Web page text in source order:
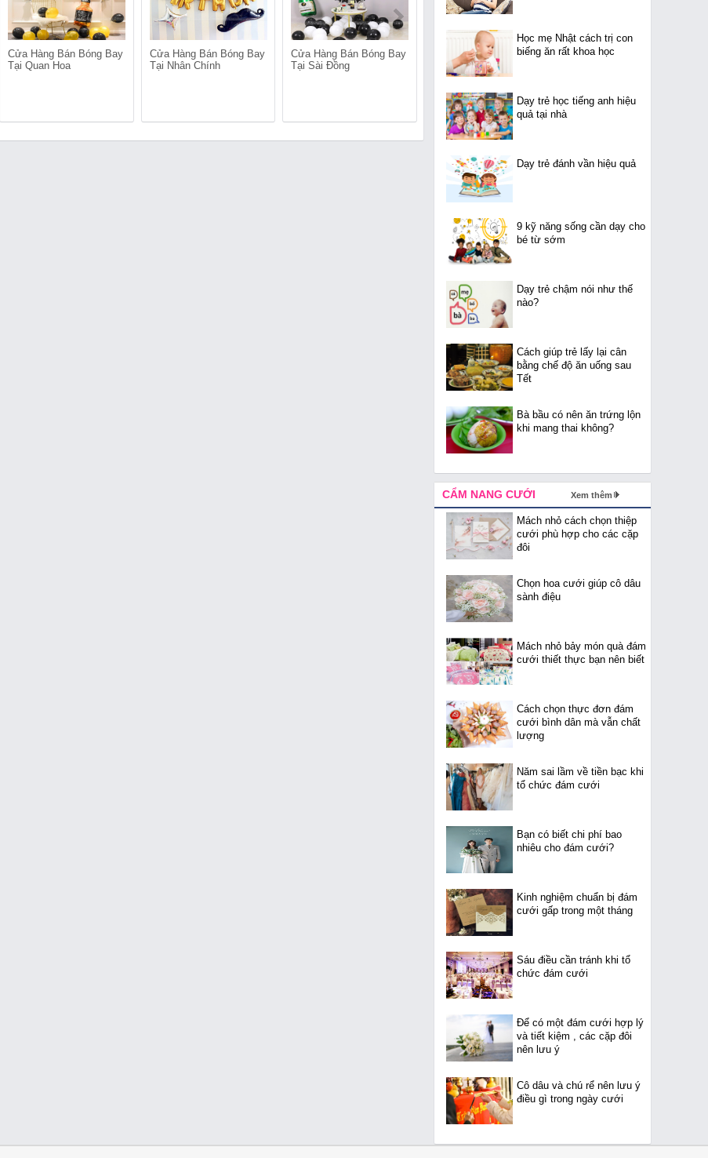
Cửa Hàng Bán Bóng Bay
Tại Quan Hoa
Cửa Hàng Bán Bóng Bay
Tại Nhân Chính
Cửa Hàng Bán Bóng Bay
Tại Sài Đồng
Cửa Hàng Bán Bóng Bay
Tại Trúc Bạch
Cửa Hàng Bán Bóng Bay
Học mẹ Nhật cách trị con
biếng ăn rất khoa học
Dạy trẻ học tiếng anh hiệu
quả tại nhà
Dạy trẻ đánh vần hiệu quả
9 kỹ năng sống cần dạy cho
bé từ sớm
Dạy trẻ chậm nói như thế
nào?
Cách giúp trẻ lấy lại cân
bằng chế độ ăn uống sau
Tết
Bà bầu có nên ăn trứng lộn
khi mang thai không?
CẨM NANG CƯỚI Xem thêm
Mách nhỏ cách chọn thiệp
cưới phù hợp cho các cặp
đôi
Chọn hoa cưới giúp cô dâu
sành điệu
Mách nhỏ bảy món quà đám
cưới thiết thực bạn nên biết
Cách chọn thực đơn đám
cưới bình dân mà vẫn chất
lượng
Năm sai lầm về tiền bạc khi
tổ chức đám cưới
Bạn có biết chi phí bao
nhiêu cho đám cưới?
Kinh nghiệm chuẩn bị đám
cưới gấp trong một tháng
Sáu điều cần tránh khi tổ
chức đám cưới
Để có một đám cưới hợp lý
và tiết kiệm , các cặp đôi
nên lưu ý
Cô dâu và chú rể nên lưu ý
điều gì trong ngày cưới